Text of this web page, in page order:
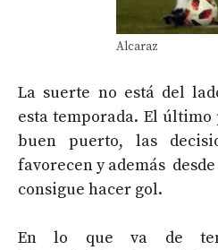
Alcaraz
La suerte no está del
esta temporada. El
buen puerto, las
favorecen y además
consigue hacer gol.
En lo que va de